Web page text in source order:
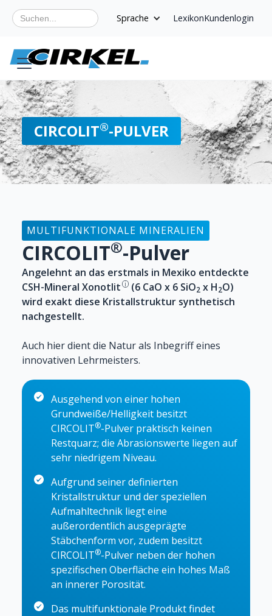
Sprache LexikonKundenlogin
CIRCOLIT®-PULVER
MULTIFUNKTIONALE MINERALIEN
CIRCOLIT®-Pulver
Angelehnt an das erstmals in Mexiko entdeckte
CSH-Mineral Xonotlit i (6 CaO x 6 SiO2 x H2O)
wird exakt diese Kristallstruktur synthetisch
nachgestellt.
Auch hier dient die Natur als Inbegriff eines
innovativen Lehrmeisters.
Ausgehend von einer hohen
Grundweiße/Helligkeit besitzt
CIRCOLIT®-Pulver praktisch keinen
Restquarz; die Abrasionswerte liegen auf
sehr niedrigem Niveau.
Aufgrund seiner definierten
Kristallstruktur und der speziellen
Aufmahltechnik liegt eine
außerordentlich ausgeprägte
Stäbchenform vor, zudem besitzt
CIRCOLIT®-Pulver neben der hohen
spezifischen Oberfläche ein hohes Maß
an innerer Porosität.
Das multifunktionale Produkt findet